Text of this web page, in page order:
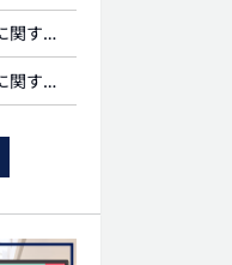
(4)外部環境に関する質問
(3)人材採用に関する質問